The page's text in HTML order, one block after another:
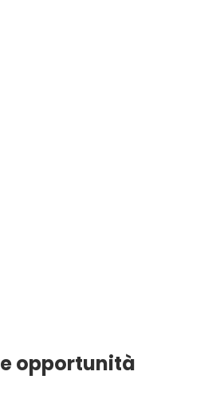
opportunità